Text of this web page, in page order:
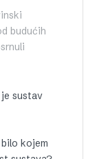
budućih
sustav
kojem